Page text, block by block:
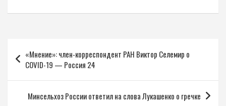
по
записям
«Мнение»: член-корреспондент РАН Виктор Селемир о
COVID-19 — Россия 24
Минсельхоз России ответил на слова Лукашенко о гречке